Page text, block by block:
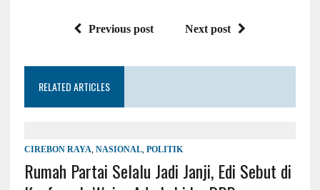
Previous post Next post
RELATED ARTICLES
CIREBON RAYA NASIONAL, POLITIK
Rumah Partai Selalu Jadi Janji, Edi Sebut di